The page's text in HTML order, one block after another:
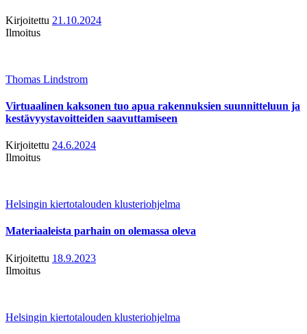
Kirjoitettu 21.10.2024
Ilmoitus
Thomas Lindstrom
Virtuaalinen kaksonen tuo apua rakennuksien suunnitteluun ja
kestävyystavoitteiden saavuttamiseen
Kirjoitettu 24.6.2024
Ilmoitus
Helsingin kiertotalouden klusteriohjelma
Materiaaleista parhain on olemassa oleva
Kirjoitettu 18.9.2023
Ilmoitus
Helsingin kiertotalouden klusteriohjelma